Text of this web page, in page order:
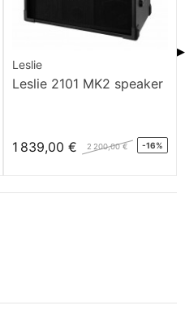
Leslie
Leslie 2101 MK2 speaker
1 839,00 € 2 200,00 € -16%
▶